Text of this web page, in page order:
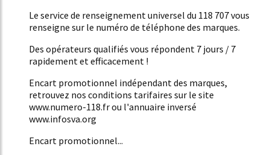
Le service de renseignement universel du 118 707 vous
renseigne sur le numéro de téléphone des marques.
Des opérateurs qualifiés vous répondent 7 jours / 7
rapidement et efficacement !
Encart promotionnel indépendant des marques,
retrouvez nos conditions tarifaires sur le site
www.numero-118.fr ou l'annuaire inversé
www.infosva.org
Encart promotionnel...